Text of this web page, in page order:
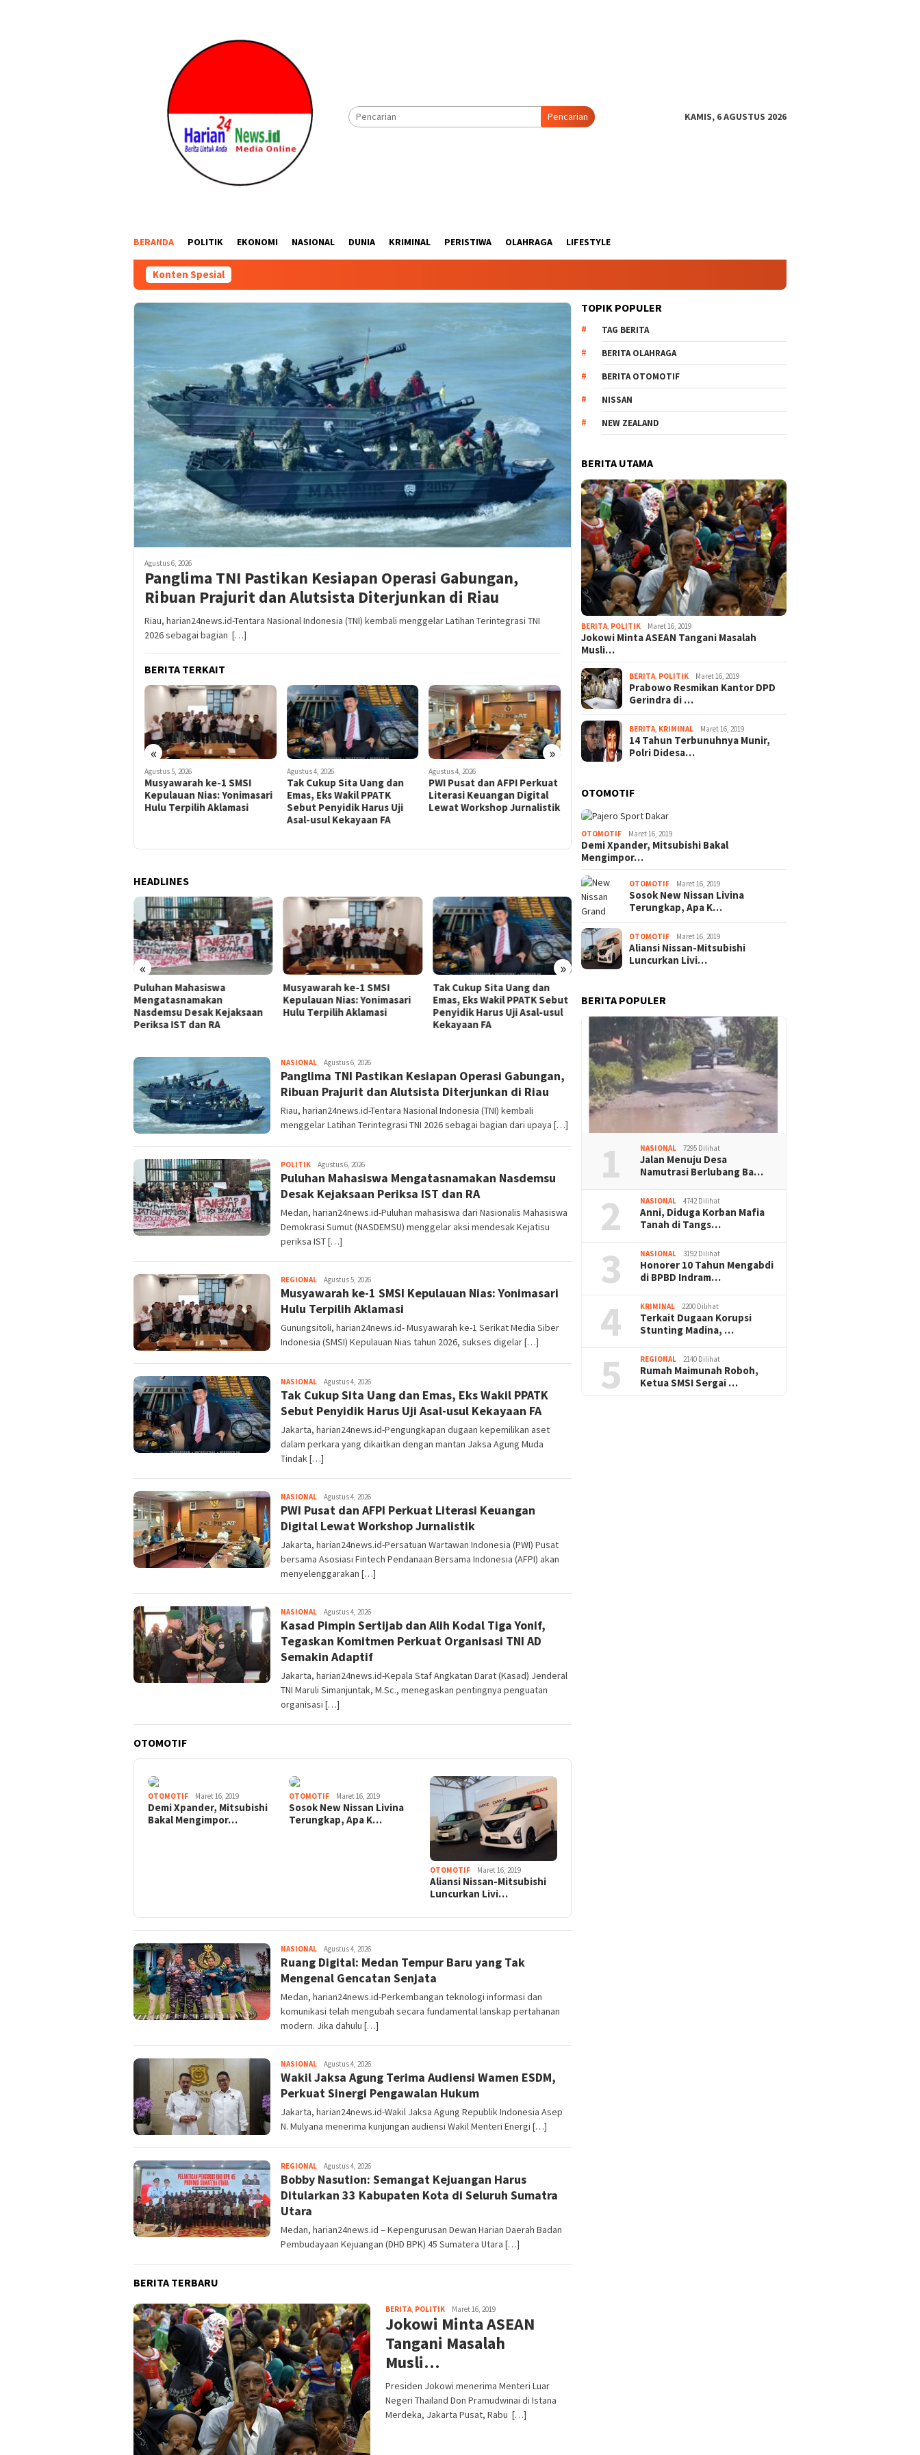
Pencarian KAMIS, 6 AGUSTUS 2026
BERANDA POLITIK EKONOMI NASIONAL DUNIA KRIMINAL PERISTIWA OLAHRAGA LIFESTYLE
Konten Spesial
Agustus 6, 2026
Panglima TNI Pastikan Kesiapan Operasi Gabungan,
Ribuan Prajurit dan Alutsista Diterjunkan di Riau
Riau, harian24news.id-Tentara Nasional Indonesia (TNI) kembali menggelar Latihan Terintegrasi TNI
2026 sebagai bagian […]
BERITA TERKAIT
« »
Agustus 5, 2026
Musyawarah ke-1 SMSI
Kepulauan Nias: Yonimasari
Hulu Terpilih Aklamasi
Agustus 4, 2026
Tak Cukup Sita Uang dan
Emas, Eks Wakil PPATK
Sebut Penyidik Harus Uji
Asal-usul Kekayaan FA
Agustus 4, 2026
PWI Pusat dan AFPI Perkuat
Literasi Keuangan Digital
Lewat Workshop Jurnalistik
Alih Kodal Tiga Yonif,
Tegaskan Komitmen
Perkuat Organisasi TNI AD
Semakin Adaptif
HEADLINES
« »
Puluhan Mahasiswa
Mengatasnamakan
Nasdemsu Desak Kejaksaan
Periksa IST dan RA
Musyawarah ke-1 SMSI
Kepulauan Nias: Yonimasari
Hulu Terpilih Aklamasi
Tak Cukup Sita Uang dan
Emas, Eks Wakil PPATK Sebut
Penyidik Harus Uji Asal-usul
Kekayaan FA
Literasi Keuangan Digital
Diterjunkan di Riau
HARIAN24
NEWS
NASIONAL Admin
Agustus 6, 2026
Panglima TNI Pastikan Kesiapan Operasi Gabungan,
Ribuan Prajurit dan Alutsista Diterjunkan di Riau
Riau, harian24news.id-Tentara Nasional Indonesia (TNI) kembali
menggelar Latihan Terintegrasi TNI 2026 sebagai bagian dari upaya […]
POLITIK Admin
Agustus 6, 2026
Puluhan Mahasiswa Mengatasnamakan Nasdemsu
Desak Kejaksaan Periksa IST dan RA
Medan, harian24news.id-Puluhan mahasiswa dari Nasionalis Mahasiswa
Demokrasi Sumut (NASDEMSU) menggelar aksi mendesak Kejatisu
periksa IST […]
REGIONAL Admin
Agustus 5, 2026
Musyawarah ke-1 SMSI Kepulauan Nias: Yonimasari
Hulu Terpilih Aklamasi
Gunungsitoli, harian24news.id- Musyawarah ke-1 Serikat Media Siber
Indonesia (SMSI) Kepulauan Nias tahun 2026, sukses digelar […]
NASIONAL Admin
Agustus 4, 2026
Tak Cukup Sita Uang dan Emas, Eks Wakil PPATK
Sebut Penyidik Harus Uji Asal-usul Kekayaan FA
Jakarta, harian24news.id-Pengungkapan dugaan kepemilikan aset
dalam perkara yang dikaitkan dengan mantan Jaksa Agung Muda
Tindak […]
NASIONAL Admin
Agustus 4, 2026
PWI Pusat dan AFPI Perkuat Literasi Keuangan
Digital Lewat Workshop Jurnalistik
Jakarta, harian24news.id-Persatuan Wartawan Indonesia (PWI) Pusat
bersama Asosiasi Fintech Pendanaan Bersama Indonesia (AFPI) akan
menyelenggarakan […]
NASIONAL Admin
Agustus 4, 2026
Kasad Pimpin Sertijab dan Alih Kodal Tiga Yonif,
Tegaskan Komitmen Perkuat Organisasi TNI AD
Semakin Adaptif
Jakarta, harian24news.id-Kepala Staf Angkatan Darat (Kasad) Jenderal
TNI Maruli Simanjuntak, M.Sc., menegaskan pentingnya penguatan
organisasi […]
OTOMOTIF
OTOMOTIF Maret 16, 2019
Demi Xpander, Mitsubishi
Bakal Mengimpor…
OTOMOTIF Maret 16, 2019
Sosok New Nissan Livina
Terungkap, Apa K…
OTOMOTIF Maret 16, 2019
Aliansi Nissan-Mitsubishi
Luncurkan Livi…
NASIONAL Admin
Agustus 4, 2026
Ruang Digital: Medan Tempur Baru yang Tak
Mengenal Gencatan Senjata
Medan, harian24news.id-Perkembangan teknologi informasi dan
komunikasi telah mengubah secara fundamental lanskap pertahanan
modern. Jika dahulu […]
NASIONAL Admin
Agustus 4, 2026
Wakil Jaksa Agung Terima Audiensi Wamen ESDM,
Perkuat Sinergi Pengawalan Hukum
Jakarta, harian24news.id-Wakil Jaksa Agung Republik Indonesia Asep
N. Mulyana menerima kunjungan audiensi Wakil Menteri Energi […]
REGIONAL Admin
Agustus 4, 2026
Bobby Nasution: Semangat Kejuangan Harus
Ditularkan 33 Kabupaten Kota di Seluruh Sumatra
Utara
Medan, harian24news.id – Kepengurusan Dewan Harian Daerah Badan
Pembudayaan Kejuangan (DHD BPK) 45 Sumatera Utara […]
BERITA TERBARU
BERITA, POLITIK Maret 16, 2019
Jokowi Minta ASEAN
Tangani Masalah
Musli…
Presiden Jokowi menerima Menteri Luar
Negeri Thailand Don Pramudwinai di Istana
Merdeka, Jakarta Pusat, Rabu […]
TOPIK POPULER
TAG BERITA
BERITA OLAHRAGA
BERITA OTOMOTIF
NISSAN
NEW ZEALAND
BERITA UTAMA
BERITA, POLITIK Maret 16, 2019
Jokowi Minta ASEAN Tangani Masalah
Musli…
BERITA, POLITIK Maret 16, 2019
Prabowo Resmikan Kantor DPD
Gerindra di …
BERITA, KRIMINAL Maret 16, 2019
14 Tahun Terbunuhnya Munir,
Polri Didesa…
OTOMOTIF
OTOMOTIF Maret 16, 2019
Demi Xpander, Mitsubishi Bakal
Mengimpor…
OTOMOTIF Maret 16, 2019
Sosok New Nissan Livina
Terungkap, Apa K…
OTOMOTIF Maret 16, 2019
Aliansi Nissan-Mitsubishi
Luncurkan Livi…
BERITA POPULER
1 NASIONAL 7295 Dilihat
Jalan Menuju Desa
Namutrasi Berlubang Ba…
2 NASIONAL 4742 Dilihat
Anni, Diduga Korban Mafia
Tanah di Tangs…
3 NASIONAL 3192 Dilihat
Honorer 10 Tahun Mengabdi
di BPBD Indram…
4 KRIMINAL 2200 Dilihat
Terkait Dugaan Korupsi
Stunting Madina, …
5 REGIONAL 2140 Dilihat
Rumah Maimunah Roboh,
Ketua SMSI Sergai …